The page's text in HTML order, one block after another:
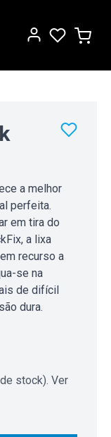
a melhor
perfeita.
em tira do
a lixa
recurso a
se na
de difícil
dura.
stock). Ver